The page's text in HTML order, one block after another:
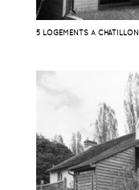
5 LOGEMENTS À CHATILLON